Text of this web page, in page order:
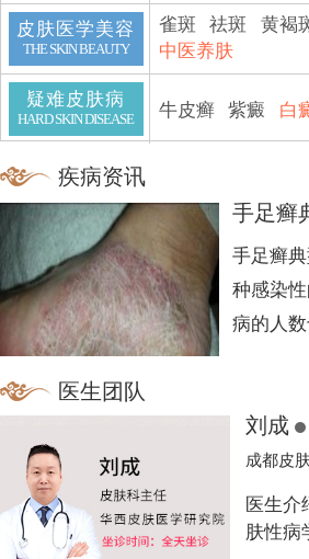
皮肤医学美容
THE SKIN BEAUTY
雀斑 祛斑 黄褐
中医养肤
疑难皮肤病
HARD SKIN DISEASE 牛皮癣 紫癜 白
疾病资讯
手足癣
手足癣
种感染
病的人
刘成
成都皮
医生介
肤性病
医生团队